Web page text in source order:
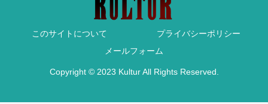
このサイトについて
プライバシーポリシー
メールフォーム
Copyright © 2023 Kultur All Rights Reserved.